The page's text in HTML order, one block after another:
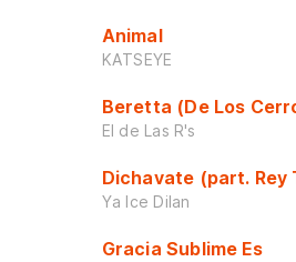
Animal
KATSEYE
Beretta (De Los
El de Las R's
Dichavate (part. Rey
Ya Ice Dilan
Gracia Sublime Es